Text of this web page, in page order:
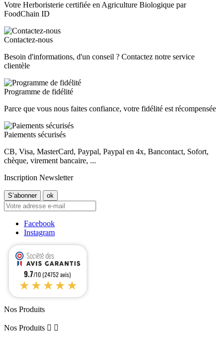
Votre Herboristerie certifiée en Agriculture Biologique par
FoodChain ID
Contactez-nous
Besoin d'informations, d'un conseil ? Contactez notre service
clientèle
Programme de fidélité
Parce que vous nous faites confiance, votre fidélité est récompensée
Paiements sécurisés
CB, Visa, MasterCard, Paypal, Paypal en 4x, Bancontact, Sofort,
chèque, virement bancaire, ...
Inscription Newsletter
Facebook
Instagram
9.7/10 (24752 avis)
★★★★★
Nos Produits
Nos Produits  